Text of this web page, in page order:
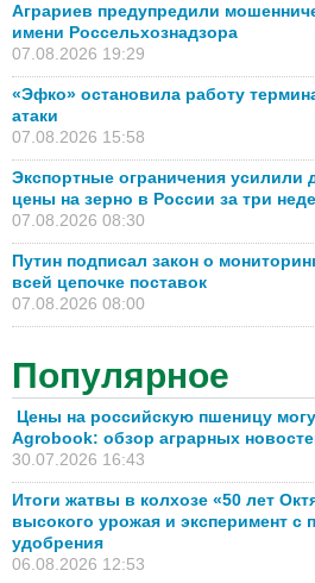
Аграриев предупредили
имени Россельхознадзора
07.08.2026 19:29
«Эфко» остановила работу
атаки
07.08.2026 15:58
Экспортные ограничения усилили
цены на зерно в России за три
07.08.2026 08:30
Путин подписал закон о
всей цепочке поставок
07.08.2026 08:00
Популярное
Цены на российскую пшеницу
Agrobook: обзор аграрных
30.07.2026 16:43
Итоги жатвы в колхозе «50 лет
высокого урожая и эксперимент с
удобрения
06.08.2026 12:53